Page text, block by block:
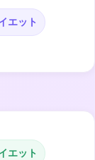
エット
エット